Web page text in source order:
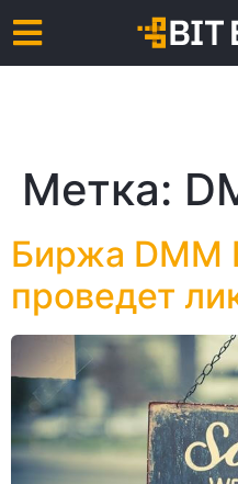
Метка:
Биржа DMM
проведет